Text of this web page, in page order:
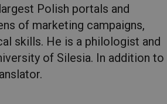
Polish portals and
of marketing campaigns,
skills. He is a philologist and
of Silesia. In addition to